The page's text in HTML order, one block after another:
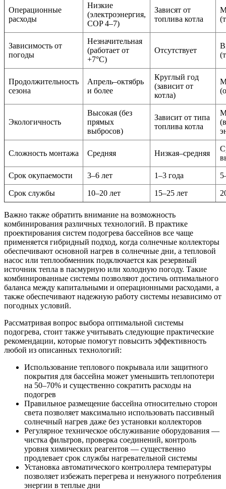
Операционные
расходы
Низкие
(электроэнергия,
COP 4–7)
Зависят от
топлива котла
Зависимость от
погоды
Незначительная
(работает от
+7°C)
Отсутствует
Продолжительность
сезона
Апрель–октябрь
и более
Круглый год
(зависит от
котла)
Экологичность
Высокая (без
прямых
выбросов)
Зависит от типа
топлива котла
Сложность монтажа Средняя Низкая–средняя
Срок окупаемости 3–6 лет 1–3 года
Срок службы 10–20 лет 15–25 лет
Важно также обратить внимание на возможность
комбинирования различных технологий. В практике
проектирования систем подогрева бассейнов все чаще
применяется гибридный подход, когда солнечные коллекторы
обеспечивают основной нагрев в солнечные дни, а тепловой
насос или теплообменник подключается как резервный
источник тепла в пасмурную или холодную погоду. Такие
комбинированные системы позволяют достичь оптимального
баланса между капитальными и операционными расходами, а
также обеспечивают надежную работу системы независимо от
погодных условий.
Рассматривая вопрос выбора оптимальной системы
подогрева, стоит также учитывать следующие практические
рекомендации, которые помогут повысить эффективность
любой из описанных технологий:
Использование теплового покрывала или защитного
покрытия для бассейна может уменьшить теплопотери
на 50–70% и существенно сократить расходы на
подогрев
Правильное размещение бассейна относительно сторон
света позволяет максимально использовать пассивный
солнечный нагрев даже без установки коллекторов
Регулярное техническое обслуживание оборудования —
чистка фильтров, проверка соединений, контроль
уровня химических реагентов — существенно
продлевает срок службы нагревательной системы
Установка автоматического контроллера температуры
позволяет избежать перегрева и ненужного потребления
энергии в теплые дни